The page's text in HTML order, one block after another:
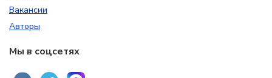
Вакансии
Авторы
Мы в соцсетях